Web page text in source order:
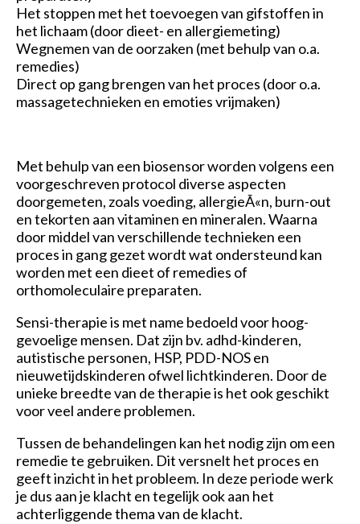
Het stoppen met het toevoegen van gifstoffen in
het lichaam (door dieet- en allergiemeting)
Wegnemen van de oorzaken (met behulp van o.a.
remedies)
Direct op gang brengen van het proces (door o.a.
massagetechnieken en emoties vrijmaken)
Met behulp van een biosensor worden volgens een
voorgeschreven protocol diverse aspecten
doorgemeten, zoals voeding, allergieÃ«n, burn-out
en tekorten aan vitaminen en mineralen. Waarna
door middel van verschillende technieken een
proces in gang gezet wordt wat ondersteund kan
worden met een dieet of remedies of
orthomoleculaire preparaten.
Sensi-therapie is met name bedoeld voor hoog-
gevoelige mensen. Dat zijn bv. adhd-kinderen,
autistische personen, HSP, PDD-NOS en
nieuwetijdskinderen ofwel lichtkinderen. Door de
unieke breedte van de therapie is het ook geschikt
voor veel andere problemen.
Tussen de behandelingen kan het nodig zijn om een
remedie te gebruiken. Dit versnelt het proces en
geeft inzicht in het probleem. In deze periode werk
je dus aan je klacht en tegelijk ook aan het
achterliggende thema van de klacht.